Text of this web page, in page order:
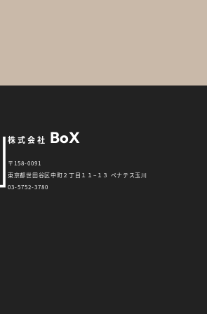
株式会社 BoX
〒158-0091
東京都世田谷区中町２丁目１１−１３ ペナテス玉川
03-5752-3780